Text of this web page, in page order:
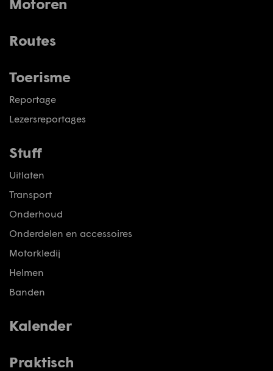
Routes
Toerisme
Reportage
Lezersreportages
Stuff
Uitlaten
Transport
Onderhoud
Onderdelen en accessoires
Motorkledij
Helmen
Banden
Kalender
Praktisch